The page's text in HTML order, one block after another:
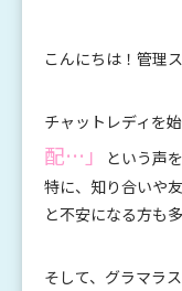
こんにちは！管理
チャットレディを
配…」
という声
特に、知り合いや
と不安になる方も
そして、グラマラ